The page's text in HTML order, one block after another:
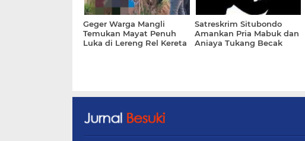
Geger Warga Mangli
Temukan Mayat Penuh
Luka di Lereng Rel Kereta
Satreskrim Situbondo
Amankan Pria Mabuk dan
Aniaya Tukang Becak